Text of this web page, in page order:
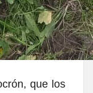
que los